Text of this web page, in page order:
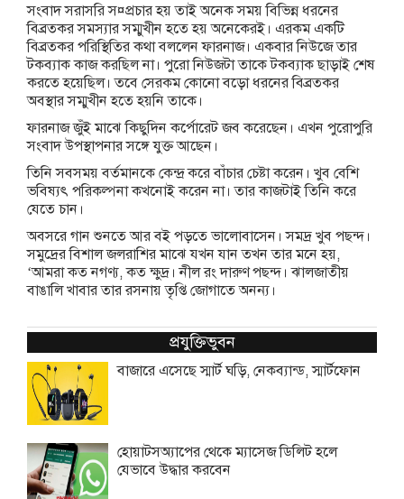
সংবাদ সরাসরি স¤প্রচার হয় তাই অনেক সময় বিভিন্ন ধরনের
বিব্রতকর সমস্যার সম্মুখীন হতে হয় অনেকেরই। এরকম একটি
বিব্রতকর পরিস্থিতির কথা বললেন ফারনাজ। একবার নিউজে তার
টকব্যাক কাজ করছিল না। পুরো নিউজটা তাকে টকব্যাক ছাড়াই শেষ
করতে হয়েছিল। তবে সেরকম কোনো বড়ো ধরনের বিব্রতকর
অবস্থার সম্মুখীন হতে হয়নি তাকে।
ফারনাজ জুঁই মাঝে কিছুদিন কর্পোরেট জব করেছেন। এখন পুরোপুরি
সংবাদ উপস্থাপনার সঙ্গে যুক্ত আছেন।
তিনি সবসময় বর্তমানকে কেন্দ্র করে বাঁচার চেষ্টা করেন। খুব বেশি
ভবিষ্যৎ পরিকল্পনা কখনোই করেন না। তার কাজটাই তিনি করে
যেতে চান।
অবসরে গান শুনতে আর বই পড়তে ভালোবাসেন। সমদ্র খুব পছন্দ।
সমুদ্রের বিশাল জলরাশির মাঝে যখন যান তখন তার মনে হয়,
‘আমরা কত নগণ্য, কত ক্ষুদ্র। নীল রং দারুণ পছন্দ। ঝালজাতীয়
বাঙালি খাবার তার রসনায় তৃপ্তি জোগাতে অনন্য।
প্রযুক্তিভুবন
বাজারে এসেছে স্মার্ট ঘড়ি, নেকব্যান্ড, স্মার্টফোন
হোয়াটসঅ্যাপের থেকে ম্যাসেজ ডিলিট হলে
যেভাবে উদ্ধার করবেন